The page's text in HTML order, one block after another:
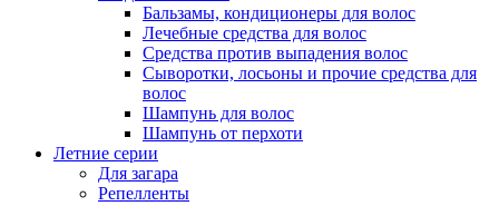
Бальзамы, кондиционеры для волос
Лечебные средства для волос
Средства против выпадения волос
Сыворотки, лосьоны и прочие средства для
волос
Шампунь для волос
Шампунь от перхоти
Летние серии
Для загара
Репелленты